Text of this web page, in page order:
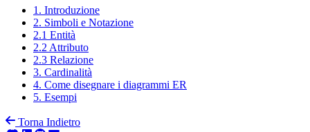
1. Introduzione
2. Simboli e Notazione
2.1 Entità
2.2 Attributo
2.3 Relazione
3. Cardinalità
4. Come disegnare i diagrammi ER
5. Esempi
Torna Indietro